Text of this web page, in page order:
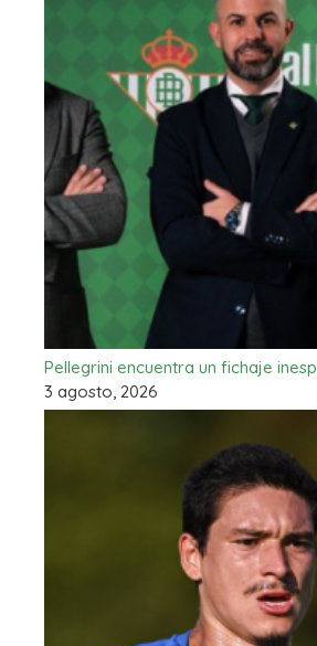
Pellegrini encuentra un fichaje
3 agosto, 2026